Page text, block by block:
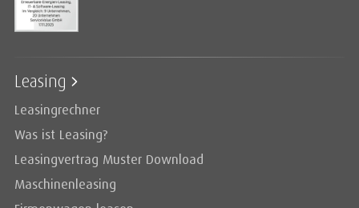
Leasing
Leasingrechner
Was ist Leasing?
Leasingvertrag Muster Download
Maschinenleasing